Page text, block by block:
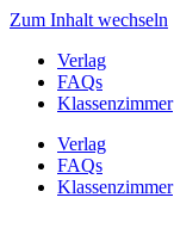
Zum Inhalt wechseln
Verlag
FAQs
Klassenzimmer
Verlag
FAQs
Klassenzimmer